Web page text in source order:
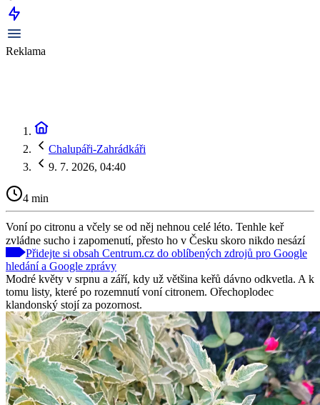
Reklama
Chalupáři-Zahrádkáři
9. 7. 2026, 04:40
4 min
Voní po citronu a včely se od něj nehnou celé léto. Tenhle keř
zvládne sucho i zapomenutí, přesto ho v Česku skoro nikdo nesází
Přidejte si obsah Centrum.cz do oblíbených zdrojů pro Google
hledání a Google zprávy
Modré květy v srpnu a září, kdy už většina keřů dávno odkvetla. A k
tomu listy, které po rozemnutí voní citronem. Ořechoplodec
klandonský stojí za pozornost.